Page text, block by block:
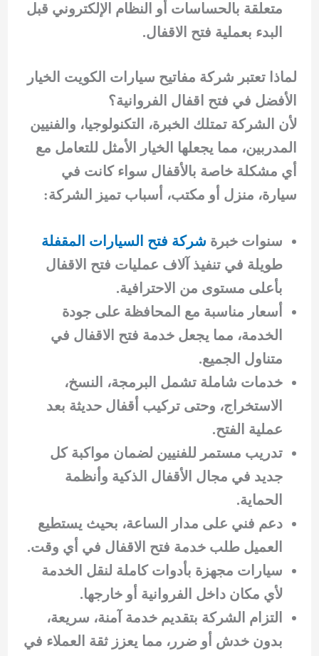
متعلقة بالحساسات أو النظام الإلكتروني قبل
البدء بعملية فتح الاقفال.
لماذا تعتبر شركة مفاتيح سيارات الكويت الخيار
الأفضل في فتح اقفال الفروانية؟
لأن الشركة تمتلك الخبرة، التكنولوجيا، والفنيين
المدربين، مما يجعلها الخيار الأمثل للتعامل مع
أي مشكلة خاصة بالأقفال سواء كانت في
سيارة، منزل أو مكتب، أسباب تميز الشركة:
سنوات خبرة شركة فتح السيارات المقفلة
طويلة في تنفيذ آلاف عمليات فتح الاقفال
بأعلى مستوى من الاحترافية.
أسعار مناسبة مع المحافظة على جودة
الخدمة، مما يجعل خدمة فتح الاقفال في
متناول الجميع.
خدمات شاملة تشمل البرمجة، النسخ،
الاستخراج، وحتى تركيب أقفال حديثة بعد
عملية الفتح.
تدريب مستمر للفنيين لضمان مواكبة كل
جديد في مجال الأقفال الذكية وأنظمة
الحماية.
دعم فني على مدار الساعة، بحيث يستطيع
العميل طلب خدمة فتح الاقفال في أي وقت.
سيارات مجهزة بأدوات كاملة لنقل الخدمة
لأي مكان داخل الفروانية أو خارجها.
التزام الشركة بتقديم خدمة آمنة، سريعة،
بدون خدش أو ضرر، مما يعزز ثقة العملاء في